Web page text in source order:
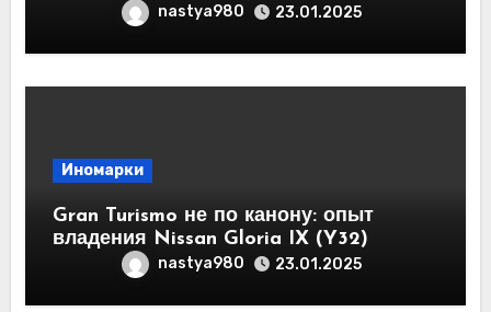
nastya980 23.01.2025
Иномарки
Gran Turismo не по канону: опыт
владения Nissan Gloria IX (Y32)
nastya980 23.01.2025